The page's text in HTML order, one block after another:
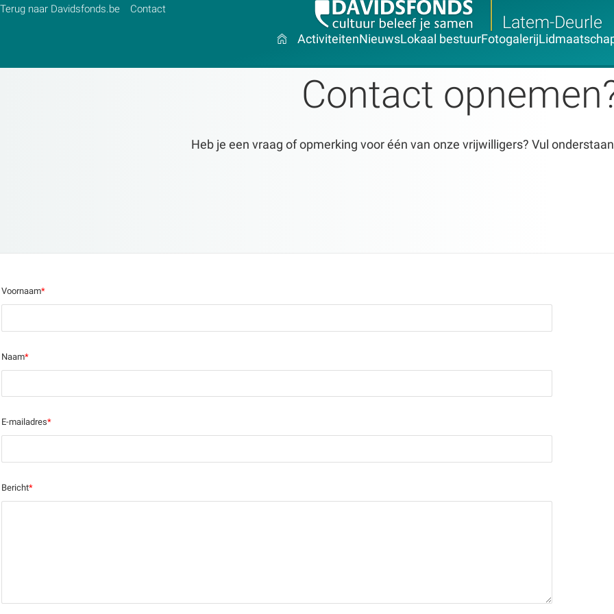
Terug naar Davidsfonds.be Contact
Latem-Deurle
ActiviteitenNieuwsLokaal bestuurFotogalerij
Contact
Heb je een vraag of opmerking voor één van onze vrijwilligers? Vul
Voornaam*
Naam*
E-mailadres*
Bericht*